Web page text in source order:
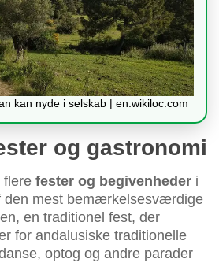
kan nyde i selskab | en.wikiloc.com
og gastronomi
flere fester og begivenheder i
den mest bemærkelsesværdige
en traditionel fest, der
for andalusiske traditionelle
optog og andre parader